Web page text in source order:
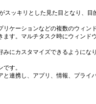
スッキリとした見た目となり、目
ケーションなどの複数のウィン
す。マルチタスク時にウィンド
にカスタマイズできるようにな
す。
連携し、アプリ、情報、プライ